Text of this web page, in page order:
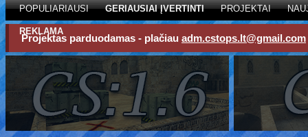
POPULIARIAUSI GERIAUSIAI ĮVERTINTI PROJEKTAI
REKLAMA
Projektas parduodamas - plačiau adm.cstops.lt@gmail.com